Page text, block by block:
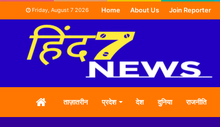
Friday, August 7 2026 Home About Us Join Reporter
HOMEताज़ातरीन प्रदेश देश दुनिया राजनीति